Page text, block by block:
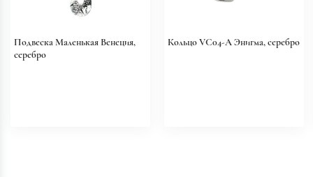
Подвеска Маленькая Венеция,
серебро
Кольцо VC04-A Энигма, серебро